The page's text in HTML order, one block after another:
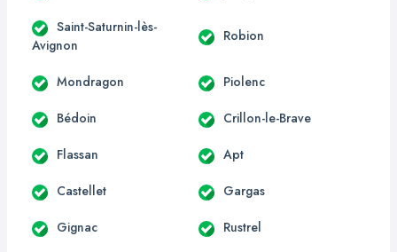
Saint-Saturnin-lès-
Avignon
Robion
Mondragon Piolenc
Bédoin Crillon-le-Brave
Flassan Apt
Castellet Gargas
Gignac Rustrel